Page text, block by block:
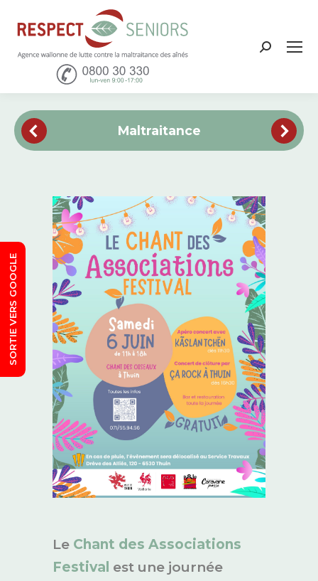
SORTIE VERS GOOGLE
Maltraitance
Le Chant des Associations
Festival est une journée